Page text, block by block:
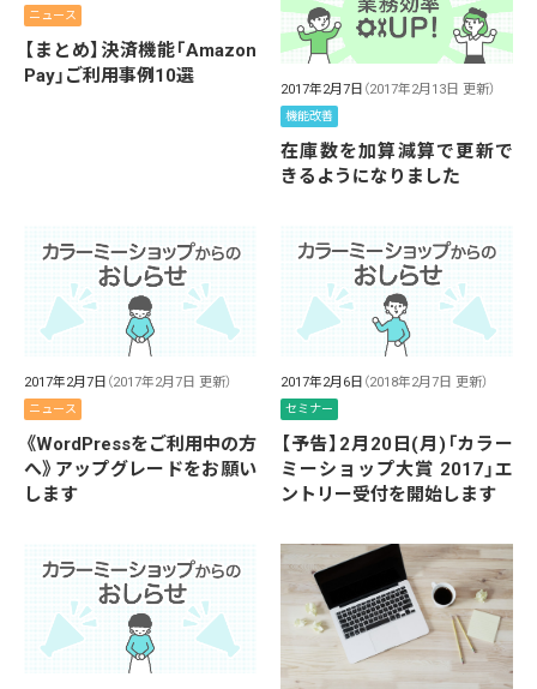
ニュース
【まとめ】決済機能「Amazon
Pay」ご利用事例10選
2017年2月7日 （2017年2月13日 更新）
機能改善
在庫数を加算減算で更新で
きるようになりました
2017年2月7日 （2017年2月7日 更新）
ニュース
《WordPressをご利用中の方
へ》アップグレードをお願い
します
2017年2月6日 （2018年2月7日 更新）
セミナー
【予告】2月20日(月)「カラー
ミーショップ大賞 2017」エ
ントリー受付を開始します